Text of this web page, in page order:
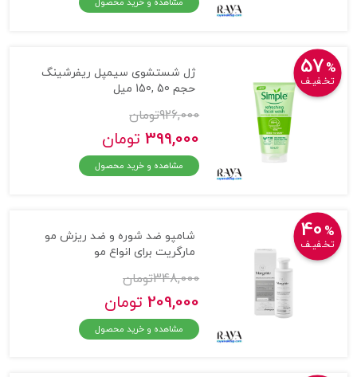
57%
تخـفیـف
ژل شستشوی سیمپل ریفرشینگ
حجم 50 ,150 میل
926,000تومان
399,000 تومان
مشاهده و خرید محصول
40 %
تخـفیـف
شامپو ضد شوره و ضد ریزش مو
مارگریت برای انواع مو
348,000تومان
209,000 تومان
مشاهده و خرید محصول